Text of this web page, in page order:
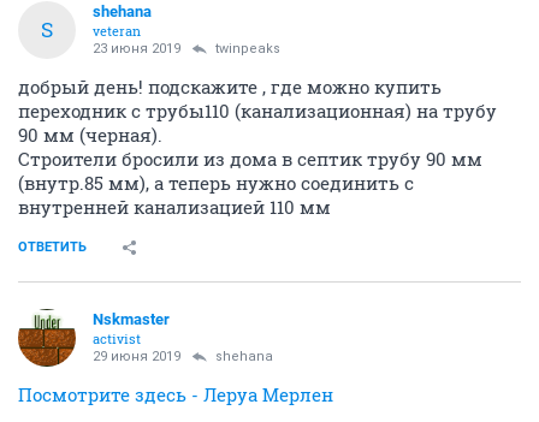
S
shehana
veteran
23 июня 2019 twinpeaks
добрый день! подскажите , где можно купить
переходник с трубы110 (канализационная) на трубу
90 мм (черная).
Строители бросили из дома в септик трубу 90 мм
(внутр.85 мм), а теперь нужно соединить с
внутренней канализацией 110 мм
ОТВЕТИТЬ
Nskmaster
activist
29 июня 2019 shehana
Посмотрите здесь - Леруа Мерлен